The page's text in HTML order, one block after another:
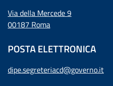
Via della Mercede 9
00187 Roma
POSTA ELETTRONICA
dipe.segreteriacd@governo.it